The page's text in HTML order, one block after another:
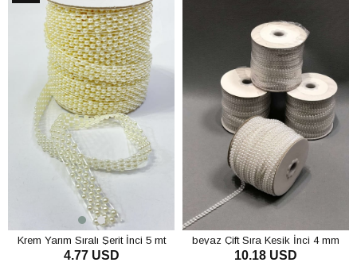
Krem Yarım Sıralı Şerit İnci 5 mt
4.77 USD
beyaz Çift Sıra Kesik İnci 4 mm
10.18 USD